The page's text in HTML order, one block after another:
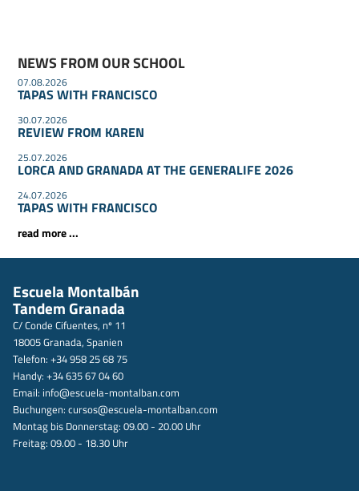
NEWS FROM OUR SCHOOL
07.08.2026
TAPAS WITH FRANCISCO
30.07.2026
REVIEW FROM KAREN
25.07.2026
LORCA AND GRANADA AT THE GENERALIFE 2026
24.07.2026
TAPAS WITH FRANCISCO
read more ...
Escuela Montalbán
Tandem Granada
C/ Conde Cifuentes, nº 11
18005 Granada, Spanien
Telefon: +34 958 25 68 75
Handy: +34 635 67 04 60
Email: info@escuela-montalban.com
Buchungen: cursos@escuela-montalban.com
Montag bis Donnerstag: 09.00 - 20.00 Uhr
Freitag: 09.00 - 18.30 Uhr